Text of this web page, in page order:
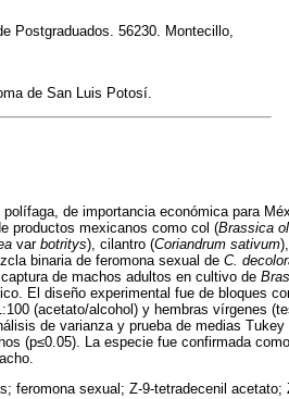
Postgraduados. 56230. Montecillo,
de San Luis Potosí.
de importancia económica para
productos mexicanos como col (Brassica
var botritys), cilantro (Coriandrum sativum
binaria de feromona sexual de C.
de machos adultos en cultivo de
El diseño experimental fue de bloques
(acetato/alcohol) y hembras vírgenes
de varianza y prueba de medias
(p≤0.05). La especie fue confirmada como
feromona sexual; Z-9-tetradecenil acetato;